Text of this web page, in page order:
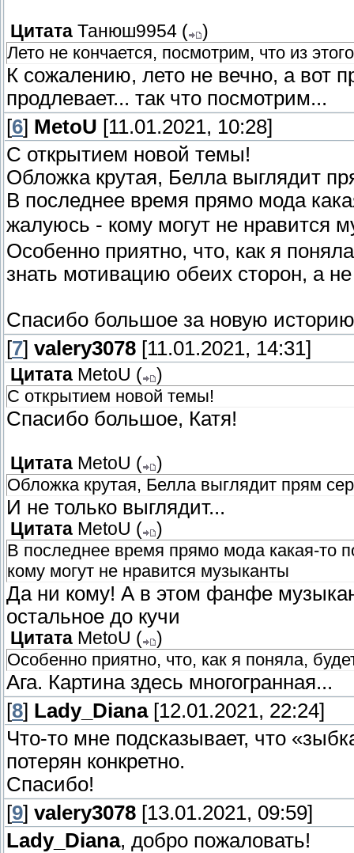
Цитата Танюш9954 (
)
Лето не кончается, посмотрим, что из
К сожалению, лето не вечно, а вот
продлевает... так что посмотрим...
[6] MetoU [11.01.2021, 10:28]
С открытием новой темы!
Обложка крутая, Белла выглядит
В последнее время прямо мода
жалуюсь - кому могут не нравится
Особенно приятно, что, как я
знать мотивацию обеих сторон, а не
Спасибо большое за новую
[7] valery3078 [11.01.2021, 14:31]
Цитата MetoU (
)
С открытием новой темы!
Спасибо большое, Катя!
Цитата MetoU (
)
Обложка крутая, Белла выглядит прям
И не только выглядит...
Цитата MetoU (
)
В последнее время прямо мода какая-то
кому могут не нравится музыканты
Да ни кому! А в этом фанфе
остальное до кучи
Цитата MetoU (
)
Особенно приятно, что, как я поняла,
Ага. Картина здесь многогранная...
[8] Lady_Diana[12.01.2021, 22:24]
Что-то мне подсказывает, что
потерян конкретно.
Спасибо!
[9] valery3078 [13.01.2021, 09:59]
Lady_Diana, добро пожаловать!